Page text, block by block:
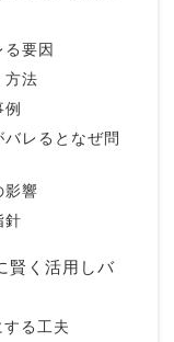
要因
方法
レるとなぜ問
影響
針
賢く活用しバ
る工夫